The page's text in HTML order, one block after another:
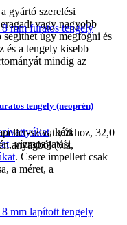
gyártó szerelési
vagy nagyobb
segíthet úgy megfogni és
és a tengely kisebb
mindig az
, kézi
, vízmozgatási
. Csere impellert csak
a méret, a
tengely (neoprén)
szivattyúkhoz, 32,0
anyagból (víz,